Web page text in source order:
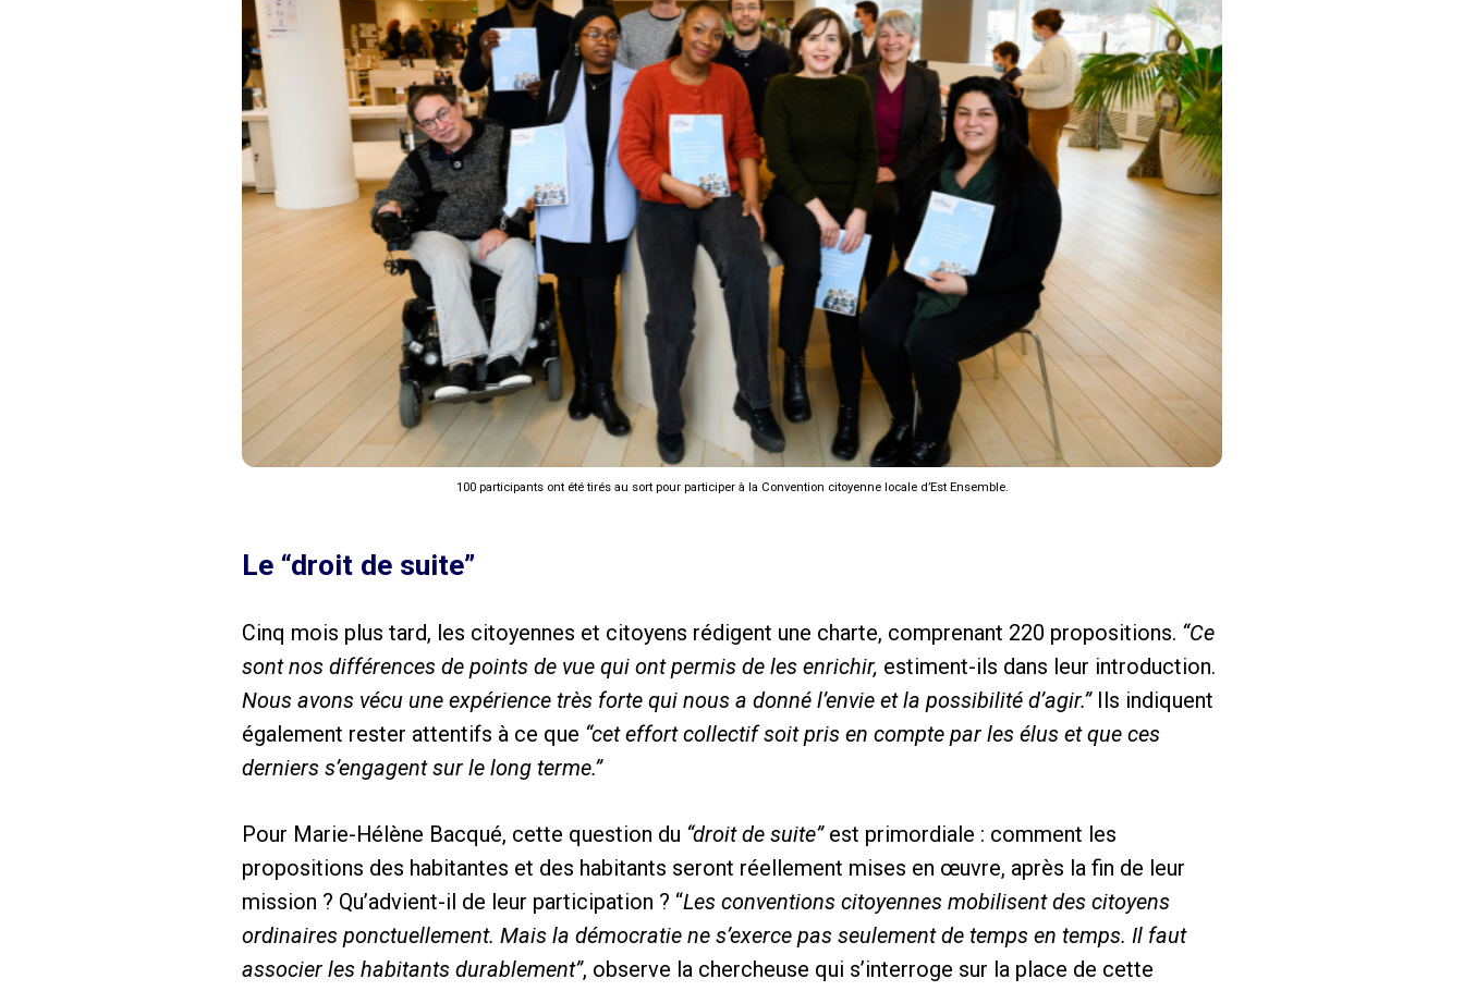
100 participants ont été tirés au sort pour participer à la Convention citoyenne locale d’Est Ensemble.
Le “droit de suite”
Cinq mois plus tard, les citoyennes et citoyens rédigent une charte, comprenant 220 propositions. “Ce
sont nos différences de points de vue qui ont permis de les enrichir, estiment-ils dans leur introduction.
Nous avons vécu une expérience très forte qui nous a donné l’envie et la possibilité d’agir.” Ils indiquent
également rester attentifs à ce que “cet effort collectif soit pris en compte par les élus et que ces
derniers s’engagent sur le long terme.”
Pour Marie-Hélène Bacqué, cette question du “droit de suite”est primordiale : comment les
propositions des habitantes et des habitants seront réellement mises en œuvre, après la fin de leur
mission ? Qu’advient-il de leur participation ? “Les conventions citoyennes mobilisent des citoyens
ordinaires ponctuellement. Mais la démocratie ne s’exerce pas seulement de temps en temps. Il faut
associer les habitants durablement”, observe la chercheuse qui s’interroge sur la place de cette